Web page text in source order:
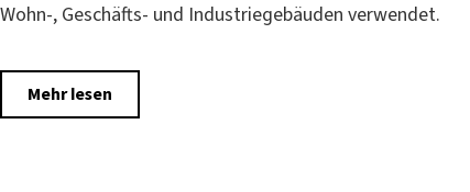
Wohn-, Geschäfts- und Industriegebäuden verwendet.
Mehr lesen